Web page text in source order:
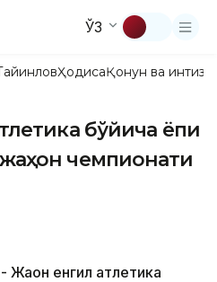
ЎЗ
ҲодисаҚонун ва
бўйича ёпиқ
чемпионати
Жаҳон енгил атлетика